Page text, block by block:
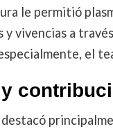
le permitió
vivencias a
el